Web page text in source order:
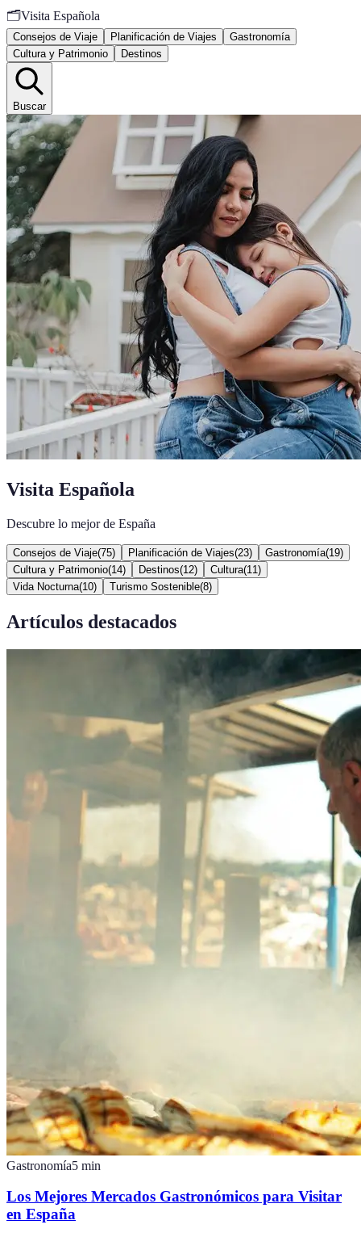
🗂️Visita Española
Consejos de Viaje Planificación de Viajes
Gastronomía
Cultura y Patrimonio
Destinos
Buscar
Visita Española
Descubre lo mejor de España
Consejos de Viaje(75) Planificación de Viajes(23) Gastronomía(19)
Cultura y Patrimonio(14) Destinos(12) Cultura(11 )
Vida Nocturna(10) Turismo Sostenible(8)
Artículos destacados
Gastronomía5 min
Los Mejores Mercados Gastronómicos para Visitar
en España